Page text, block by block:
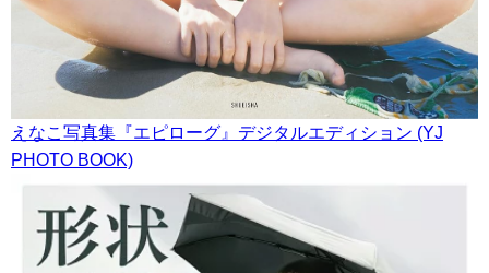
えなこ写真集『エピローグ』デジタルエディション (YJ
PHOTO BOOK)